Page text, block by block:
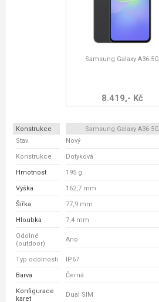
Samsung Galaxy A36 5G
8.419,- Kč
Konstrukce Samsung Galaxy A36 5G
Stav
Nový
Konstrukce Dotyková
Hmotnost 195 g
Výška 162,7 mm
Šířka 77,9 mm
Hloubka 7,4 mm
Odolné
(outdoor)
Ano
Typ odolnosti IP67
Barva Černá
Konfigurace
karet
Dual SIM